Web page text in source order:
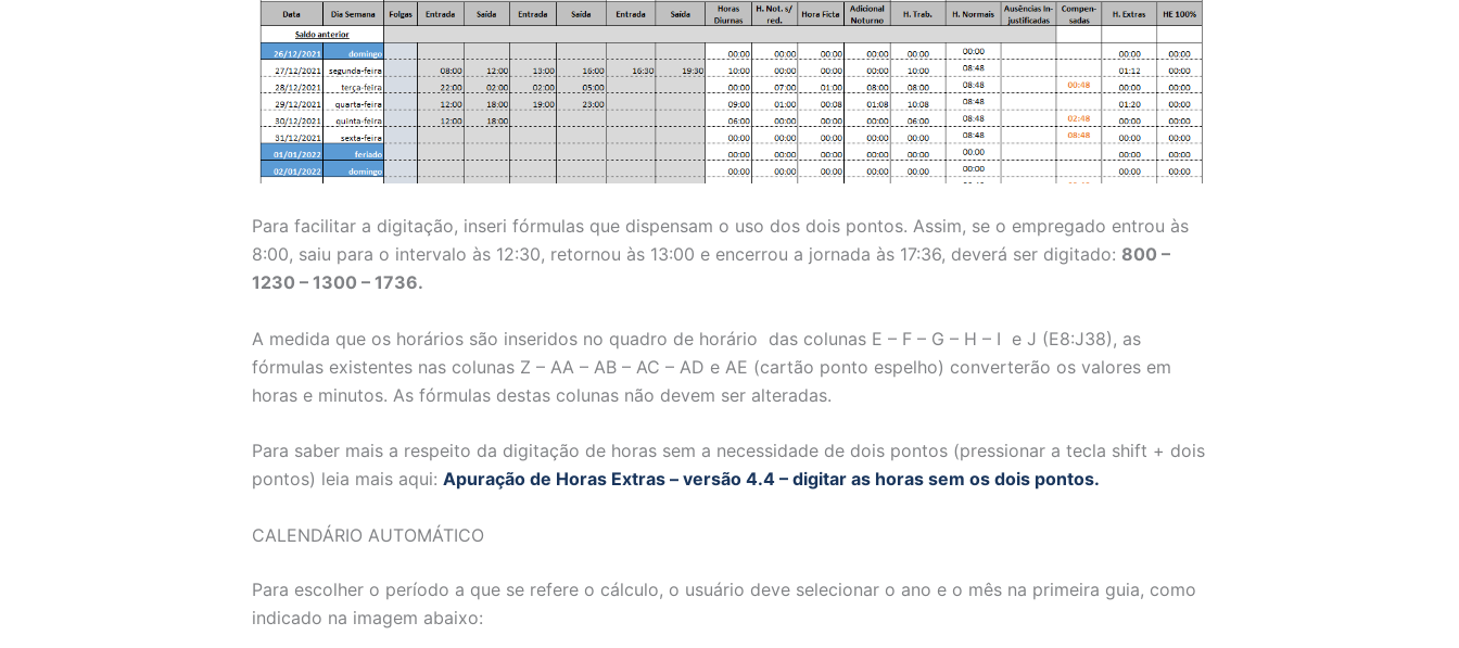
Para facilitar a digitação, inseri fórmulas que dispensam o uso dos dois pontos. Assim, se o empregado entrou às
8:00, saiu para o intervalo às 12:30, retornou às 13:00 e encerrou a jornada às 17:36, deverá ser digitado: 800 –
1230 – 1300 – 1736.
A medida que os horários são inseridos no quadro de horário das colunas E – F – G – H – I e J (E8:J38), as
fórmulas existentes nas colunas Z – AA – AB – AC – AD e AE (cartão ponto espelho) converterão os valores em
horas e minutos. As fórmulas destas colunas não devem ser alteradas.
Para saber mais a respeito da digitação de horas sem a necessidade de dois pontos (pressionar a tecla shift + dois
pontos) leia mais aqui: Apuração de Horas Extras – versão 4.4 – digitar as horas sem os dois pontos.
CALENDÁRIO AUTOMÁTICO
Para escolher o período a que se refere o cálculo, o usuário deve selecionar o ano e o mês na primeira guia, como
indicado na imagem abaixo: